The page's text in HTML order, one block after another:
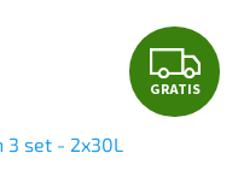
G
R
GRATIS
3 set - 2x30L